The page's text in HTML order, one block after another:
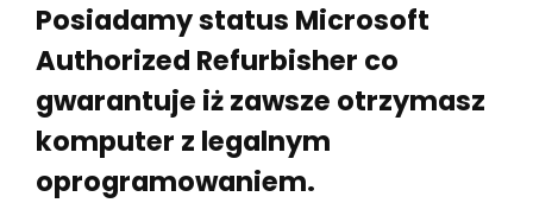
Posiadamy status Microsoft
Authorized Refurbisher co
gwarantuje iż zawsze otrzymasz
komputer z legalnym
oprogramowaniem.